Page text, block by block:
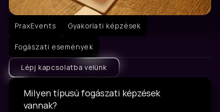
PraxEvents Gyakorlati képzések
Fogászati események
Lépj kapcsolatba velünk
Milyen típusú fogászati képzések
vannak?